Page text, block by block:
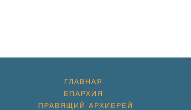
ГЛАВНАЯ
ЕПАРХИЯ
ПРАВЯЩИЙ АРХИЕРЕЙ